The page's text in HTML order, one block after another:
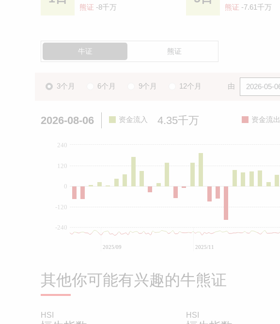
熊证 -8千万
熊证 -7.61千万
牛证 熊证
3个月 6个月 9个月 12个月 由
2026-08-06 资金流入 4.35千万 资金流出
0
-240
-120
120
240
2025/09 2025/11
其他你可能有兴趣的牛熊证
HSI HSI